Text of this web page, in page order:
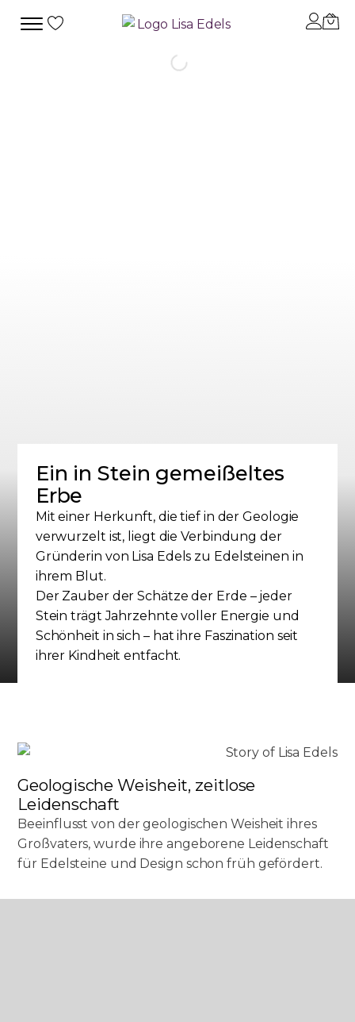
Ein in Stein gemeißeltes
Erbe
Mit einer Herkunft, die tief in der Geologie
verwurzelt ist, liegt die Verbindung der
Gründerin von Lisa Edels zu Edelsteinen in
ihrem Blut.
Der Zauber der Schätze der Erde – jeder
Stein trägt Jahrzehnte voller Energie und
Schönheit in sich – hat ihre Faszination seit
ihrer Kindheit entfacht.
Geologische Weisheit, zeitlose
Leidenschaft
Beeinflusst von der geologischen Weisheit ihres
Großvaters, wurde ihre angeborene Leidenschaft
für Edelsteine und Design schon früh gefördert.